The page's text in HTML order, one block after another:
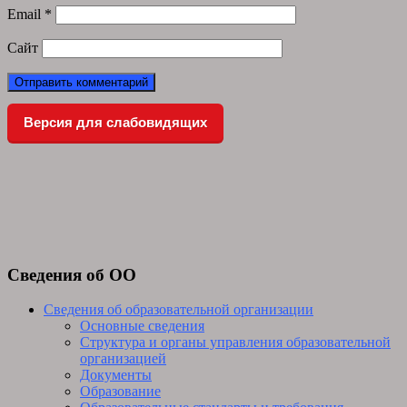
Email *
Сайт
Версия для слабовидящих
Сведения об ОО
Сведения об образовательной организации
Основные сведения
Структура и органы управления образовательной
организацией
Документы
Образование